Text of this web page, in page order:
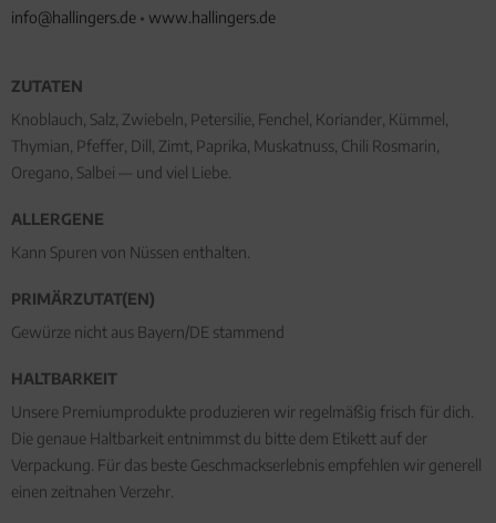
info@hallingers.de • www.hallingers.de
ZUTATEN
Knoblauch, Salz, Zwiebeln, Petersilie, Fenchel, Koriander, Kümmel,
Thymian, Pfeffer, Dill, Zimt, Paprika, Muskatnuss, Chili Rosmarin,
Oregano, Salbei — und viel Liebe.
ALLERGENE
Kann Spuren von Nüssen enthalten.
PRIMÄRZUTAT(EN)
Gewürze nicht aus Bayern/DE stammend
HALTBARKEIT
Unsere Premiumprodukte produzieren wir regelmäßig frisch für dich.
Die genaue Haltbarkeit entnimmst du bitte dem Etikett auf der
Verpackung. Für das beste Geschmackserlebnis empfehlen wir generell
einen zeitnahen Verzehr.